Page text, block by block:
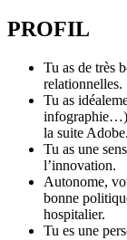
PROFIL
Tu as de très
relationnelles.
Tu as
infographie…)
la suite Adobe.
Tu as une
l’innovation.
Autonome,
bonne
hospitalier.
Tu es une